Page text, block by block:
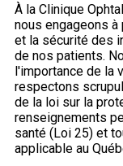
À la Clinique
nous engageons
et la sécurité des
de nos patients.
l'importance de la
respectons
de la loi sur la
renseignements
santé (Loi 25) et
applicable au